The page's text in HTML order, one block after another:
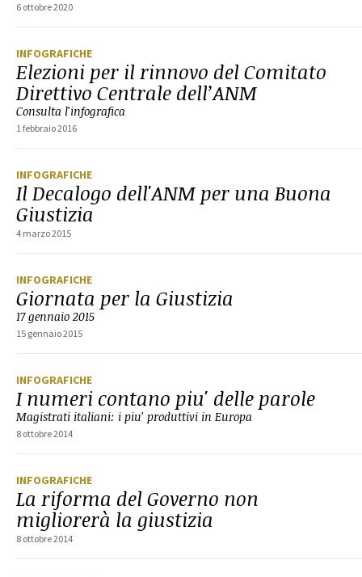
6 ottobre 2020
INFOGRAFICHE
Elezioni per il rinnovo del Comitato
Direttivo Centrale dell’ANM
Consulta l'infografica
1 febbraio 2016
INFOGRAFICHE
Il Decalogo dell'ANM per una Buona
Giustizia
4 marzo 2015
INFOGRAFICHE
Giornata per la Giustizia
17 gennaio 2015
15 gennaio 2015
INFOGRAFICHE
I numeri contano piu' delle parole
Magistrati italiani: i piu' produttivi in Europa
8 ottobre 2014
INFOGRAFICHE
La riforma del Governo non
migliorerà la giustizia
8 ottobre 2014